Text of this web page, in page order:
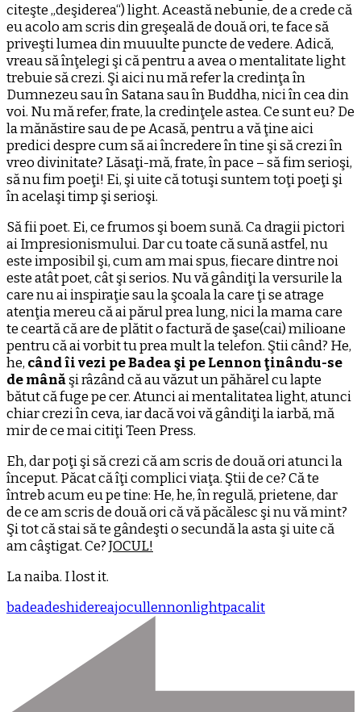
citeşte „deşiderea“) light. Această nebunie, de a crede că
eu acolo am scris din greşeală de două ori, te face să
priveşti lumea din muuulte puncte de vedere. Adică,
vreau să înţelegi şi că pentru a avea o mentalitate light
trebuie să crezi. Şi aici nu mă refer la credinţa în
Dumnezeu sau în Satana sau în Buddha, nici în cea din
voi. Nu mă refer, frate, la credinţele astea. Ce sunt eu? De
la mănăstire sau de pe Acasă, pentru a vă ţine aici
predici despre cum să ai încredere în tine şi să crezi în
vreo divinitate? Lăsaţi-mă, frate, în pace – să fim serioşi,
să nu fim poeţi! Ei, şi uite că totuşi suntem toţi poeţi şi
în acelaşi timp şi serioşi.
Să fii poet. Ei, ce frumos şi boem sună. Ca dragii pictori
ai Impresionismului. Dar cu toate că sună astfel, nu
este imposibil şi, cum am mai spus, fiecare dintre noi
este atât poet, cât şi serios. Nu vă gândiţi la versurile la
care nu ai inspiraţie sau la şcoala la care ţi se atrage
atenţia mereu că ai părul prea lung, nici la mama care
te ceartă că are de plătit o factură de şase(cai) milioane
pentru că ai vorbit tu prea mult la telefon. Ştii când? He,
he, când îi vezi pe Badea şi pe Lennon ţinându-se
de mânăşi râzând că au văzut un păhărel cu lapte
bătut că fuge pe cer. Atunci ai mentalitatea light, atunci
chiar crezi în ceva, iar dacă voi vă gândiţi la iarbă, mă
mir de ce mai citiţi Teen Press.
Eh, dar poţi şi să crezi că am scris de două ori atunci la
început. Păcat că îţi complici viaţa. Ştii de ce? Că te
întreb acum eu pe tine: He, he, în regulă, prietene, dar
de ce am scris de două ori că vă păcălesc şi nu vă mint?
Şi tot că stai să te gândeşti o secundă la asta şi uite că
am câştigat. Ce?JOCUL!
La naiba. I lost it.
badeadeshidereajocullennonlightpacalit